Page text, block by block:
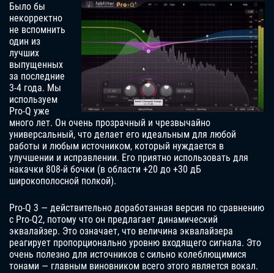
Было бы
некорректно
не вспомнить
один из
лучших
выпущенных
за последние
3-4 года. Мы
используем
Pro-Q уже
много лет. Он очень прозрачный и чрезвычайно
универсальный, что делает его идеальным для любой
работы и любым источником, который нуждается в
улучшении и исправлении. Его приятно использовать для
накачки 808-й бочки (в области +20 до +30 дБ
широкополосной полкой).
Pro-Q 3 — действительно доработанная версия по сравнению
с Pro-Q2, потому что он предлагает динамический
эквалайзер. Это означает, что величина эквалайзера
реагирует пропорционально уровню входящего сигнала. Это
очень полезно для источников с сильно колеблющимися
тонами — главным виновником всего этого является вокал.